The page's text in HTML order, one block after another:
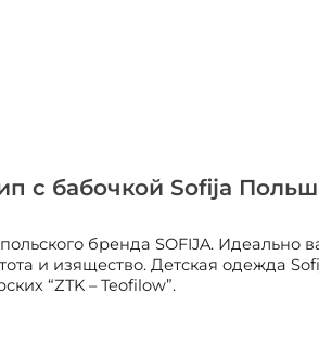
с бабочкой Sofija
бренда SOFIJA. Идеально
и изящество. Детская одежда
“ZTK – Teofilow”.